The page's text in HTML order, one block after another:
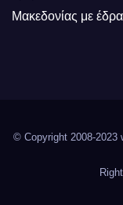
Μακεδονίας με
© Copyright 2008-2023